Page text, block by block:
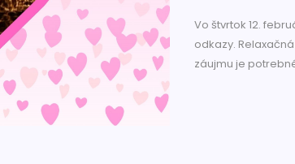
Vo štvrtok 12.
odkazy.
záujmu je